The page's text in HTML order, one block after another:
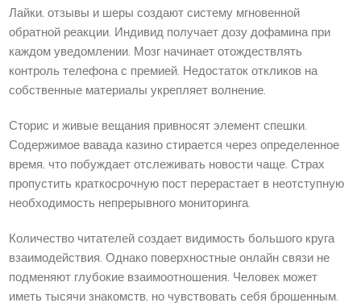
Лайки, отзывы и шеры создают систему мгновенной
обратной реакции. Индивид получает дозу дофамина при
каждом уведомлении. Мозг начинает отождествлять
контроль телефона с премией. Недостаток откликов на
собственные материалы укрепляет волнение.
Сторис и живые вещания привносят элемент спешки.
Содержимое вавада казино стирается через определенное
время, что побуждает отслеживать новости чаще. Страх
пропустить краткосрочную пост перерастает в неотступную
необходимость непрерывного мониторинга.
Количество читателей создает видимость большого круга
взаимодействия. Однако поверхностные онлайн связи не
подменяют глубокие взаимоотношения. Человек может
иметь тысячи знакомств, но чувствовать себя брошенным.